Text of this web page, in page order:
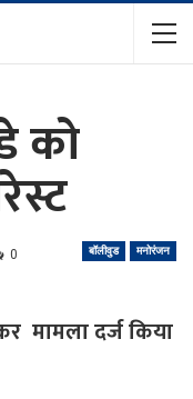
को
बॉलीवुड मनोरंजन
0
मामला दर्ज किया